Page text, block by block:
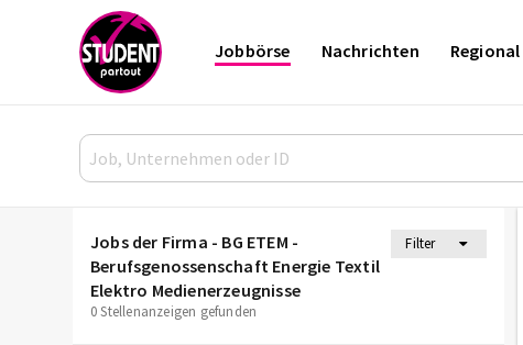
Jobbörse Nachrichten Regional
Jobs der Firma - BG ETEM -
Berufsgenossenschaft Energie Textil
Elektro Medienerzeugnisse
Filter
0 Stellenanzeigen gefunden